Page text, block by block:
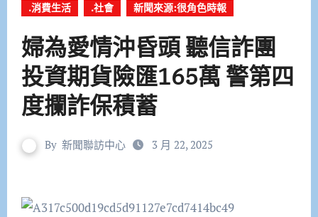
.消費生活 .社會 新聞來源:很角色時報
婦為愛情沖昏頭 聽信詐團
投資期貨險匯165萬 警第四
度攔詐保積蓄
By 新聞聯訪中心 3 月 22, 2025